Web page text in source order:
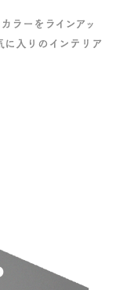
ラーをラインアッ
に入りのインテリア